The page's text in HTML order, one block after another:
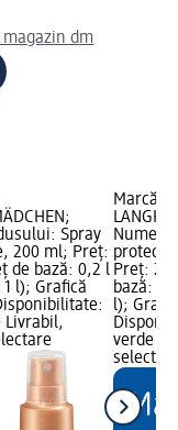
dm
Spray
200 ml; Preț:
de bază: 0,2 l
l); Grafică
Livrabil,
Marcă:
Numele
Preț:
bază:
l);
verde